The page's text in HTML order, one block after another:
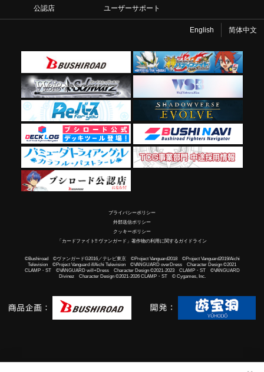
公認店
ユーザーサポート
English 简体中文
プライバシーポリシー
外部送信ポリシー
クッキーポリシー
「カードファイト!! ヴァンガード」著作物の利用に関するガイドライン
©Bushiroad ©ヴァンガードG2016／テレビ東京 ©Project Vanguard2018 ©Project Vanguard2019/Aichi
Television ©Project Vanguard if/Aichi Television ©VANGUARD overDress Character Design ©2021
CLAMP・ST ©VANGUARD will+Dress Character Design ©2021-2023 CLAMP・ST ©VANGUARD
Divinez Character Design ©2021-2026 CLAMP・ST © Cygames, Inc.